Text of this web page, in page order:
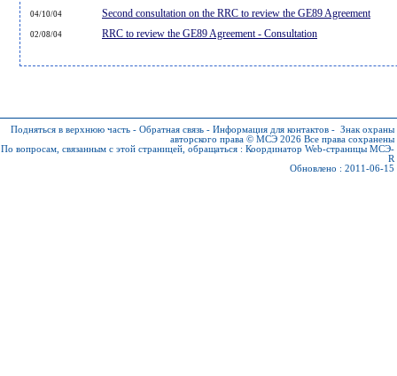
04/10/04 Second consultation on the RRC to review the GE89 Agreement
02/08/04 RRC to review the GE89 Agreement - Consultation
Подняться в верхнюю часть - Обратная связь - Информация для контактов - Знак охраны
авторского права © МСЭ 2026 Все права сохранены
По вопросам, связанным с этой страницей, обращаться : Координатор Web-страницы МСЭ-
R
Обновлено : 2011-06-15